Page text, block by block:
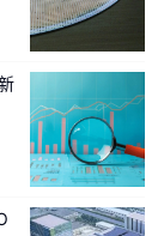
。当然，除了微
术，以及晶圆尺
出了贡献，但总的
献是最大的。这样
义。但早年间，
有明确的指导原
。